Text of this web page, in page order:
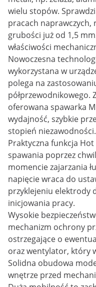
wielu stopów.
pracach naprawczych,
grubości już od 1,5
właściwości
Nowoczesna
wykorzystana w
polega na
półprzewodnikowego.
oferowana spawarka
wydajność, szybkie
stopień niezawodności.
Praktyczna funkcja
spawania poprzez
momencie zajarzania
napięcie wraca do
przyklejeniu elektrody
inicjowania pracy.
Wysokie
mechanizm ochrony
ostrzegające o
oraz wentylator, który
Solidna obudowa
wnętrze przed